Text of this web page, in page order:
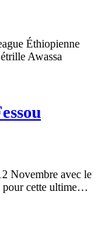
Éthiopienne
Awassa
Novembre avec le
pour cette ultime…